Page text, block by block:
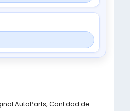
AutoParts, Cantidad de